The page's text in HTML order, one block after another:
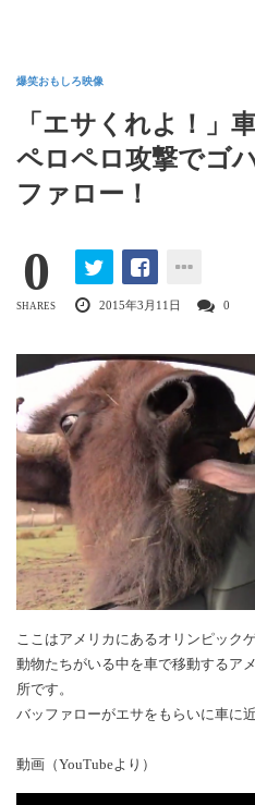
爆笑おもしろ映像
「エサくれよ！」
ペロペロ攻撃でゴ
ファロー！
0
SHARES 2015年3月11日 0
ここはアメリカにあるオリンピック
動物たちがいる中を車で移動するア
所です。
バッファローがエサをもらいに車に
動画（YouTubeより）